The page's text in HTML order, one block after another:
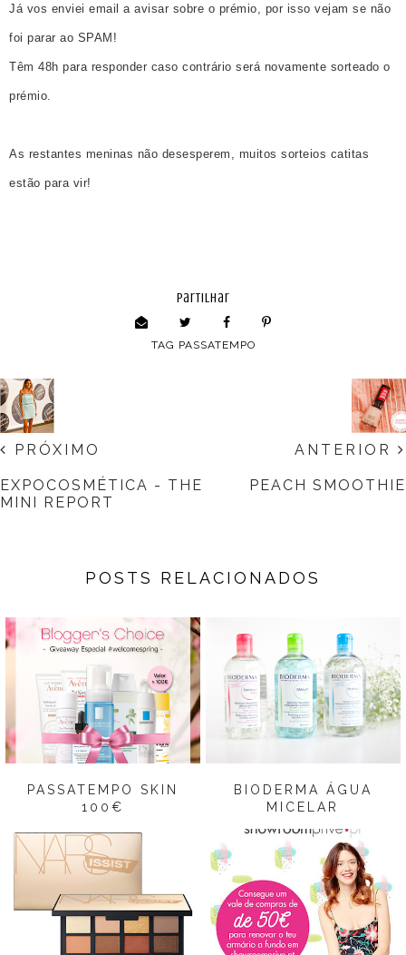
Já vos enviei email a avisar sobre o prémio, por isso vejam se não
foi parar ao SPAM!
Têm 48h para responder caso contrário será novamente sorteado o
prémio.
As restantes meninas não desesperem, muitos sorteios catitas
estão para vir!
partilhar
TAG PASSATEMPO
ANTERIOR
PEACH SMOOTHIE
PRÓXIMO
EXPOCOSMÉTICA - THE
MINI REPORT
POSTS RELACIONADOS
PASSATEMPO SKIN
100€
BIODERMA ÁGUA
MICELAR